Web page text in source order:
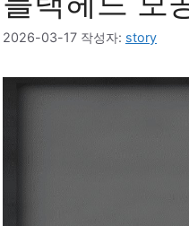
2026-03-17 작성자: story